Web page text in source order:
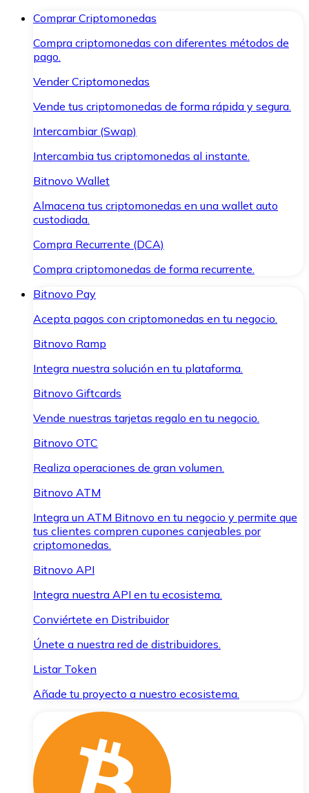
Comprar Criptomonedas
Compra criptomonedas con diferentes métodos de
pago.
Vender Criptomonedas
Vende tus criptomonedas de forma rápida y segura.
Intercambiar (Swap)
Intercambia tus criptomonedas al instante.
Bitnovo Wallet
Almacena tus criptomonedas en una wallet auto
custodiada.
Compra Recurrente (DCA)
Compra criptomonedas de forma recurrente.
Bitnovo Pay
Acepta pagos con criptomonedas en tu negocio.
Bitnovo Ramp
Integra nuestra solución en tu plataforma.
Bitnovo Giftcards
Vende nuestras tarjetas regalo en tu negocio.
Bitnovo OTC
Realiza operaciones de gran volumen.
Bitnovo ATM
Integra un ATM Bitnovo en tu negocio y permite que
tus clientes compren cupones canjeables por
criptomonedas.
Bitnovo API
Integra nuestra API en tu ecosistema.
Conviértete en Distribuidor
Únete a nuestra red de distribuidores.
Listar Token
Añade tu proyecto a nuestro ecosistema.